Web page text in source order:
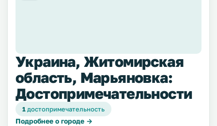
Украина, Житомирская
область, Марьяновка:
Достопримечательности
1достопримечательность
Подробнее о городе →